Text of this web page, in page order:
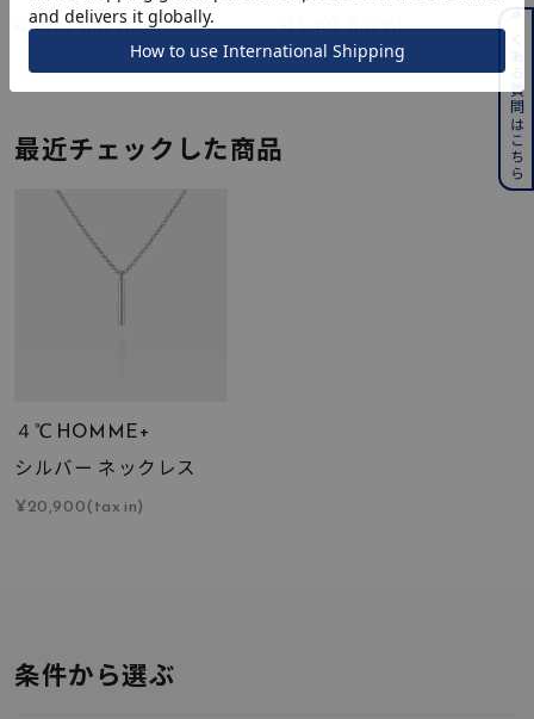
24,200 ¥15,400
最近チェックした商品
４℃ HOMME+
シルバー ネックレス
¥20,900(tax in)
条件から選ぶ
よくある質問はこちら